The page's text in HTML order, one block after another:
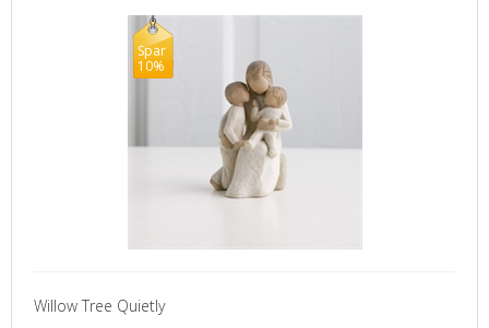
Spar
10%
Willow Tree Quietly